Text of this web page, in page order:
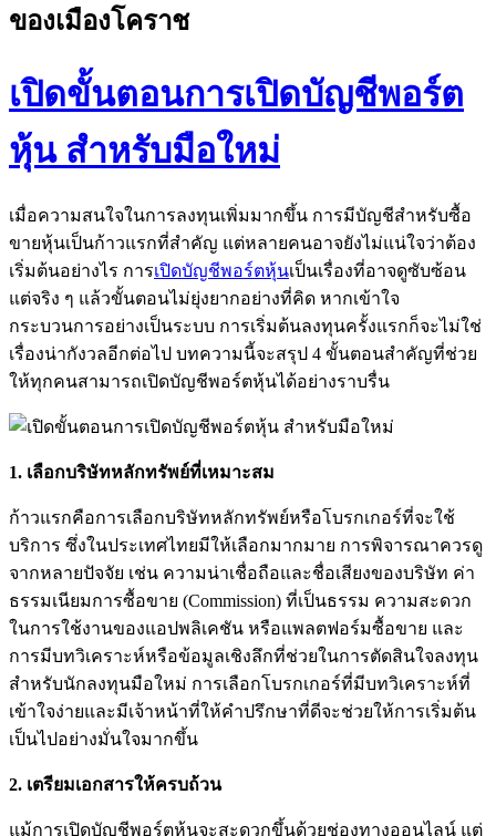
ของเมืองโคราช
เปิดขั้นตอนการเปิดบัญชีพอร์ต
หุ้น สำหรับมือใหม่
เมื่อความสนใจในการลงทุนเพิ่มมากขึ้น การมีบัญชีสำหรับซื้อ
ขายหุ้นเป็นก้าวแรกที่สำคัญ แต่หลายคนอาจยังไม่แน่ใจว่าต้อง
เริ่มต้นอย่างไร การเปิดบัญชีพอร์ตหุ้นเป็นเรื่องที่อาจดูซับซ้อน
แต่จริง ๆ แล้วขั้นตอนไม่ยุ่งยากอย่างที่คิด หากเข้าใจ
กระบวนการอย่างเป็นระบบ การเริ่มต้นลงทุนครั้งแรกก็จะไม่ใช่
เรื่องน่ากังวลอีกต่อไป บทความนี้จะสรุป 4 ขั้นตอนสำคัญที่ช่วย
ให้ทุกคนสามารถเปิดบัญชีพอร์ตหุ้นได้อย่างราบรื่น
1. เลือกบริษัทหลักทรัพย์ที่เหมาะสม
ก้าวแรกคือการเลือกบริษัทหลักทรัพย์หรือโบรกเกอร์ที่จะใช้
บริการ ซึ่งในประเทศไทยมีให้เลือกมากมาย การพิจารณาควรดู
จากหลายปัจจัย เช่น ความน่าเชื่อถือและชื่อเสียงของบริษัท ค่า
ธรรมเนียมการซื้อขาย (Commission) ที่เป็นธรรม ความสะดวก
ในการใช้งานของแอปพลิเคชัน หรือแพลตฟอร์มซื้อขาย และ
การมีบทวิเคราะห์หรือข้อมูลเชิงลึกที่ช่วยในการตัดสินใจลงทุน
สำหรับนักลงทุนมือใหม่ การเลือกโบรกเกอร์ที่มีบทวิเคราะห์ที่
เข้าใจง่ายและมีเจ้าหน้าที่ให้คำปรึกษาที่ดีจะช่วยให้การเริ่มต้น
เป็นไปอย่างมั่นใจมากขึ้น
2. เตรียมเอกสารให้ครบถ้วน
แม้การเปิดบัญชีพอร์ตหุ้นจะสะดวกขึ้นด้วยช่องทางออนไลน์ แต่